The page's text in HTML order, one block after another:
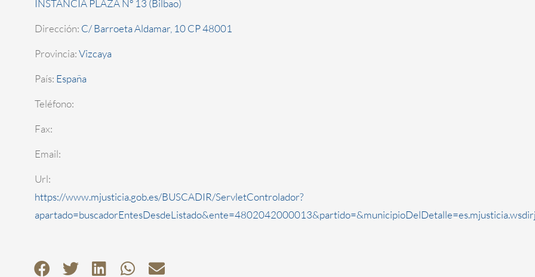
INSTANCIA PLAZA Nº 13 (Bilbao)
Dirección: C/ Barroeta Aldamar, 10 CP 48001
Provincia:Vizcaya
País: España
Teléfono:
Fax:
Email:
Url:
https://www.mjusticia.gob.es/BUSCADIR/ServletControlador?